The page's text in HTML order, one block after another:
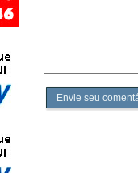
Envie seu